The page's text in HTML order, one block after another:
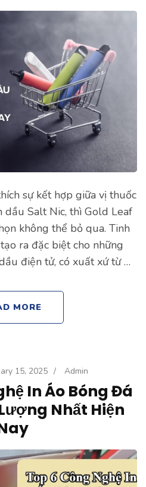
sự kết hợp giữa vị thuốc
Salt Nic, thì Gold Leaf
không thể bỏ qua. Tinh
ra đặc biệt cho những
điện tử, có xuất xứ từ …
MORE
15, 2025 / Admin
In Áo Bóng Đá
Nhất Hiện